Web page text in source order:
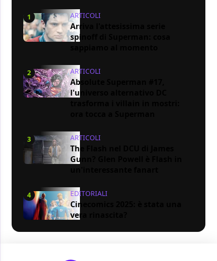
1 ARTICOLI
Arriva l'attesissima serie
spinoff di Superman: cosa
2 ARTICOLI
Absolute Superman #17,
l'universo alternativo DC
3 ARTICOLI
The Flash nel DCU di James
Gunn? Glen Powell è Flash in
4 EDITORIALI
Cinecomics 2025: è stata una
vera rinascita?